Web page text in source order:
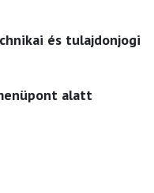
és tulajdonjogi
alatt